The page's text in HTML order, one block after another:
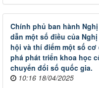
Chính phủ ban hành
dẫn một số điều của
hội và thí điểm một số
phá phát triển khoa học
chuyển đổi số quốc gia.
10:16 18/04/2025